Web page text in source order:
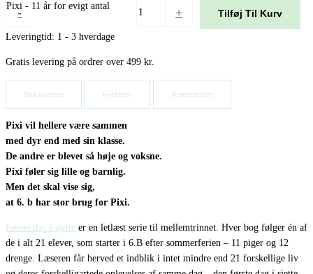
-
Pixi - 11 år for evigt antal + Tilføj Til Kurv
Leveringtid: 1 - 3 hverdage
Gratis levering på ordrer over 499 kr.
Beksrivelse Forfatter Anmeldelser
Pixi vil hellere være sammen
med dyr end med sin klasse.
De andre er blevet så høje og voksne.
Pixi føler sig lille og barnlig.
Men det skal vise sig,
at 6. b har stor brug for Pixi.
Første dag i sjette er en letlæst serie til mellemtrinnet. Hver bog følger én af
de i alt 21 elever, som starter i 6.B efter sommerferien – 11 piger og 12
drenge. Læseren får herved et indblik i intet mindre end 21 forskellige liv